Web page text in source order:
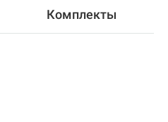
Комплекты